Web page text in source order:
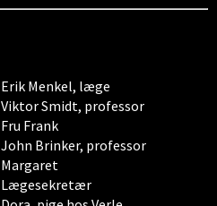
Erik Menkel, læge
Viktor Smidt, professor
Fru Frank
John Brinker, professor
Margaret
Lægesekretær